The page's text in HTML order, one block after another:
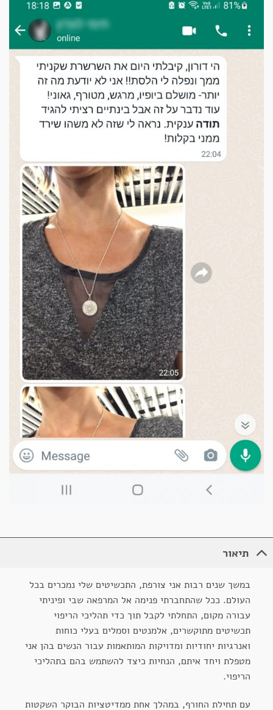
תיאור
במשך שנים רבות אני צורפת, התכשיטים שלי נמכרים בכל
העולם. ככל שהתחברתי פנימה אל המרפאה שבי ופיניתי
עבורה מקום, התחלתי לקבל תוך כדי תהליכי הריפוי
תכשיטים מתוקשרים, אלמנטים וסמלים בעלי כוחות
ואנרגיות יחודיות ומדויקות המותאמות עבור הנשים בהן אני
מטפלת ויחד איתם, הנחיות כיצד להשתמש בהם בתהליכי
הריפוי.
עם תחילת החורף, במהלך אחת ממדיטציות הבוקר השקטות